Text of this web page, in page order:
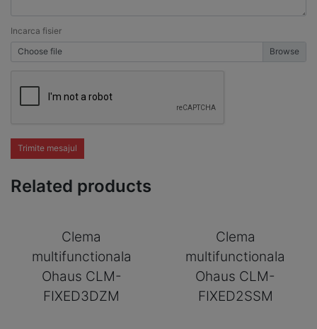
Incarca fisier
Choose file
Trimite mesajul
Related products
Clema
multifunctionala
Ohaus CLM-
FIXED3DZM
Clema
multifunctionala
Ohaus CLM-
FIXED2SSM